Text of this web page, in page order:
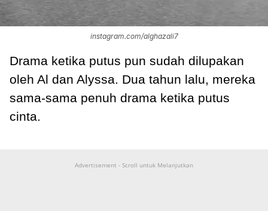
instagram.com/alghazali7
Drama ketika putus pun sudah dilupakan
oleh Al dan Alyssa. Dua tahun lalu, mereka
sama-sama penuh drama ketika putus
cinta.
Advertisement - Scroll untuk Melanjutkan